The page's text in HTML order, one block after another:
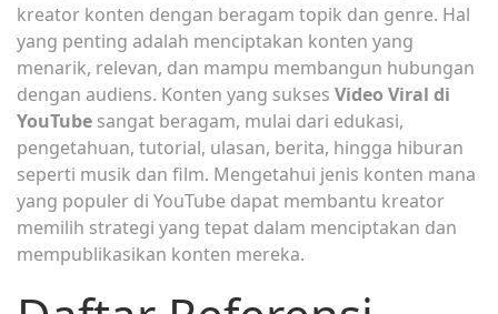
kreator konten dengan beragam topik dan genre. Hal
yang penting adalah menciptakan konten yang
menarik, relevan, dan mampu membangun hubungan
dengan audiens. Konten yang sukses Video Viral di
YouTube sangat beragam, mulai dari edukasi,
pengetahuan, tutorial, ulasan, berita, hingga hiburan
seperti musik dan film. Mengetahui jenis konten mana
yang populer di YouTube dapat membantu kreator
memilih strategi yang tepat dalam menciptakan dan
mempublikasikan konten mereka.